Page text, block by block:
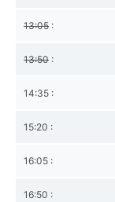
13:05 :
13:50 :
14:35 :
15:20 :
16:05 :
16:50 :